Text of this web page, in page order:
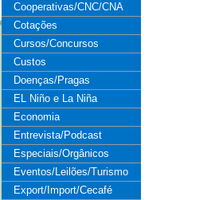
Cooperativas/CNC/CNA
Cotações
Cursos/Concursos
Custos
Doenças/Pragas
EL Niño e La Niña
Economia
Entrevista/Podcast
Especiais/Orgânicos
Eventos/Leilões/Turismo
Export/Import/Cecafé